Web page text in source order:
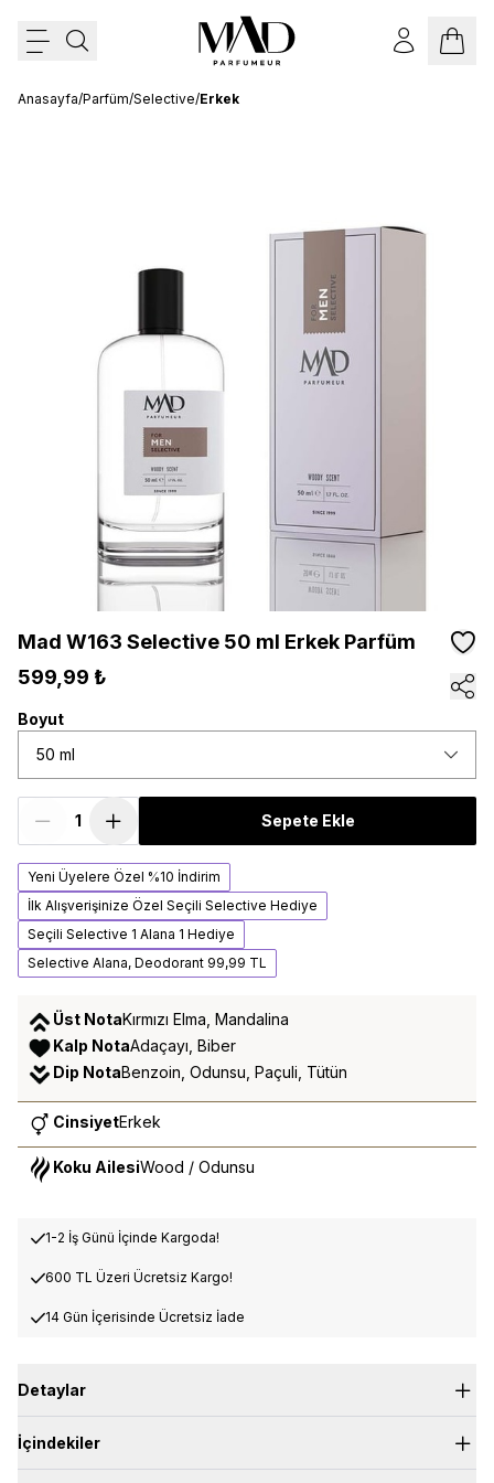
Anasayfa/Parfüm/Selective/Erkek
Mad W163 Selective 50 ml Erkek Parfüm
599,99 ₺
Boyut
50 ml
Sepete Ekle
Yeni Üyelere Özel %10 İndirim
İlk Alışverişinize Özel Seçili Selective Hediye
Seçili Selective 1 Alana 1 Hediye
Selective Alana, Deodorant 99,99 TL
Üst NotaKırmızı Elma, Mandalina
Kalp NotaAdaçayı, Biber
Dip NotaBenzoin, Odunsu, Paçuli, Tütün
CinsiyetErkek
Koku AilesiWood / Odunsu
1-2 İş Günü İçinde Kargoda!
600 TL Üzeri Ücretsiz Kargo!
14 Gün İçerisinde Ücretsiz İade
Detaylar
Kalp Nota:
Dip Nota:Benzoin, Odunsu, Paçuli, Tütün
İçindekiler